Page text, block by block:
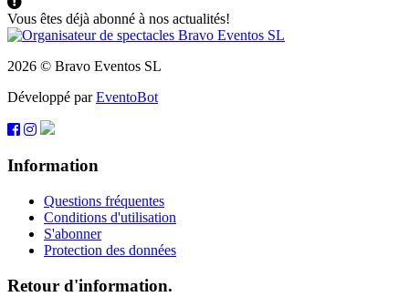
Vous êtes déjà abonné à nos actualités!
2026 © Bravo Eventos SL
Développé parEventoBot
Information
Questions fréquentes
Conditions d'utilisation
S'abonner
Protection des données
Retour d'information.